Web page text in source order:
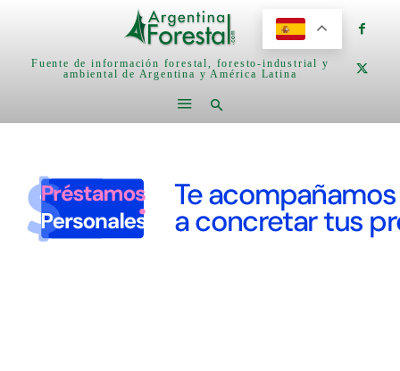
Fuente de información forestal, foresto-industrial y
ambiental de Argentina y América Latina